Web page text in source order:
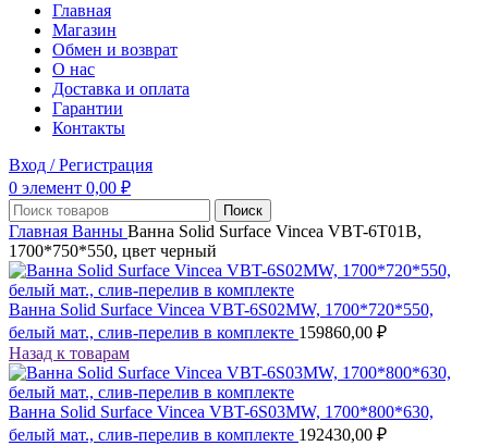
Главная
Магазин
Обмен и возврат
О нас
Доставка и оплата
Гарантии
Контакты
Вход / Регистрация
0 элемент 0,00 ₽
Поиск
Главная Ванны Ванна Solid Surface Vincea VBT-6T01B,
1700*750*550, цвет черный
Ванна Solid Surface Vincea VBT-6S02MW, 1700*720*550,
белый мат., слив-перелив в комплекте 159860,00 ₽
Назад к товарам
Ванна Solid Surface Vincea VBT-6S03MW, 1700*800*630,
белый мат., слив-перелив в комплекте 192430,00 ₽